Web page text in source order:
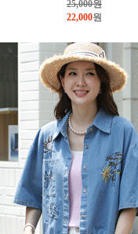
25,000원
22,000원